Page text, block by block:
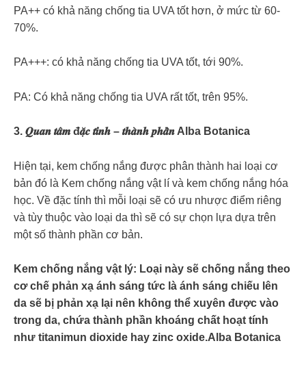
PA++ có khả năng chống tia UVA tốt hơn, ở mức từ 60-
70%.
PA+++: có khả năng chống tia UVA tốt, tới 90%.
PA: Có khả năng chống tia UVA rất tốt, trên 95%.
3. 𝑸𝒖𝒂𝒏 𝒕𝒂̂𝒎 đ𝒂̣̆𝒄 𝒕𝒊́𝒏𝒉 – 𝒕𝒉𝒂̀𝒏𝒉 𝒑𝒉𝒂̂̀𝒏 Alba Botanica
Hiện tại, kem chống nắng được phân thành hai loại cơ
bản đó là Kem chống nắng vật lí và kem chống nắng hóa
học. Về đặc tính thì mỗi loại sẽ có ưu nhược điểm riêng
và tùy thuộc vào loại da thì sẽ có sự chọn lựa dựa trên
một số thành phần cơ bản.
Kem chống nắng vật lý: Loại này sẽ chống nắng theo
cơ chế phản xạ ánh sáng tức là ánh sáng chiếu lên
da sẽ bị phản xạ lại nên không thể xuyên được vào
trong da, chứa thành phần khoáng chất hoạt tính
như titanimun dioxide hay zinc oxide.Alba Botanica